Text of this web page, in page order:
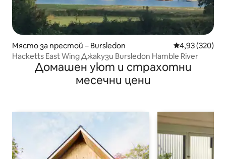
Място за престой – Bursledon Средна
4,93 (320)
Hacketts East Wing Джакузи Bursledon Hamble River
Домашен уют и страхотни
месечни цени